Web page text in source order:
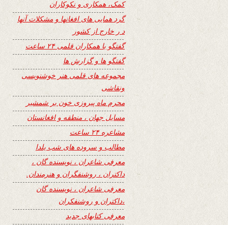
کمک، همکاری و نکوکاران
گرد همایی های افغانها و مشکلات آنها
د ر خارج از کشور
گفتگو با همکاران قلمی ۲۴ ساعت
گفتگو ها و گزارش ها
مجموعه های قلمی هنر خوشنویسی
ونقاشی
محرم ماه پیروزی خون بر شمشیر
مسایل جهان ، منطقه و افغانستان
مشاعره ۲۴ ساعت
مطالب و سروده های شب یلدا
معرفی شاعران ، نویسنده گان ،
داکتران ، روشنفگران و هنرمندان.
معرفی شاعران ، نویسنده گان
،داکتران و روشنفکران
معرفی کتابهای جدید